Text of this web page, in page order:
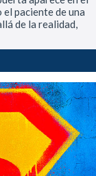
el paciente de una
de la realidad,